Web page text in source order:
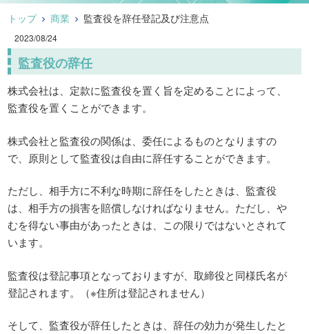
トップ 商業 監査役を辞任登記及び注意点
2023/08/24
監査役の辞任
株式会社は、定款に監査役を置く旨を定めることによって、
監査役を置くことができます。
株式会社と監査役の関係は、委任によるものとなりますの
で、原則として監査役は自由に辞任することができます。
ただし、相手方に不利な時期に辞任をしたときは、監査役
は、相手方の損害を賠償しなければなりません。ただし、や
むを得ない事由があったときは、この限りではないとされて
います。
監査役は登記事項となっておりますが、取締役と同様氏名が
登記されます。（※住所は登記されません）
そして、監査役が辞任したときは、辞任の効力が発生したと